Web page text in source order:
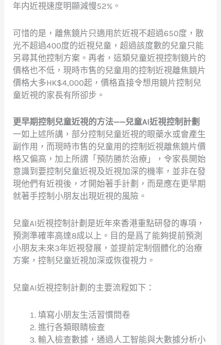
年内近視速度明顯減慢52%。
可惜的是，離焦鏡片只適用於近視不超過650度，散
光不超過400度的近視兒童，超過該度數的兒童只能
另尋其他控制方案。再者，這類兒童近視控制鏡片的
價格也不低，現時市售的兒童用的控制近視離焦鏡片
價格大多HK$4,000起，價格直接令想用鏡片控制兒
童近視的家長有所卻步。
更早期控制兒童近視的方法——兒童AI近視控制計劃
一如上述所講，部分控制兒童近視的眼藥水或會產生
副作用，而現時市售的兒童用的控制近視離焦鏡片價
格又偏高，加上所謂「預防勝於治療」，令家長開始
意識到要控制兒童近視及近視加深的機率，並非在發
現他們有近視後，才開始著手計劃，而是應在更早期
就著手控制小朋友出現近視的風險。
兒童AI近視控制計劃是近年來香港重點研發的專項，
預測準確率高達8成以上。目的是爲了能夠提前預測
小朋友未來3年近視發展，並提前定制個體化的治療
方案，控制兒童近視加深或恢復視力。
兒童AI近視控制計劃的主要流程如下：
填寫小朋友生活習慣問卷
進行各類眼睛檢查
輸入檢查數據，通過人工智能與大數據分析小